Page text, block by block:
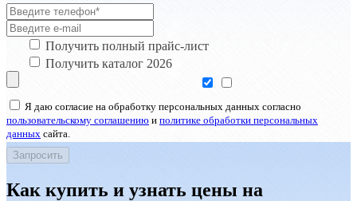
Получить полный прайс-лист
Получить каталог 2026
Я даю согласие на обработку персональных данных согласно
пользовательскому соглашению и политике обработки персональных
данных сайта.
Как купить и узнать цены на